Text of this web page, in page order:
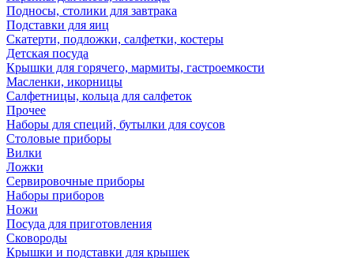
Подносы, столики для завтрака
Подставки для яиц
Скатерти, подложки, салфетки, костеры
Детская посуда
Крышки для горячего, мармиты, гастроемкости
Масленки, икорницы
Салфетницы, кольца для салфеток
Прочее
Наборы для специй, бутылки для соусов
Столовые приборы
Вилки
Ложки
Сервировочные приборы
Наборы приборов
Ножи
Посуда для приготовления
Сковороды
Крышки и подставки для крышек